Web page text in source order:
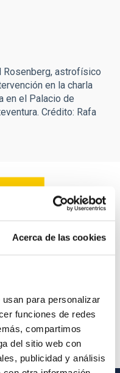
Acerca de las cookies
para personalizar
funciones de redes
compartimos
del sitio web con
publicidad y análisis
Rosenberg, astrofísico
en la charla
en el Palacio de
Crédito: Rafa